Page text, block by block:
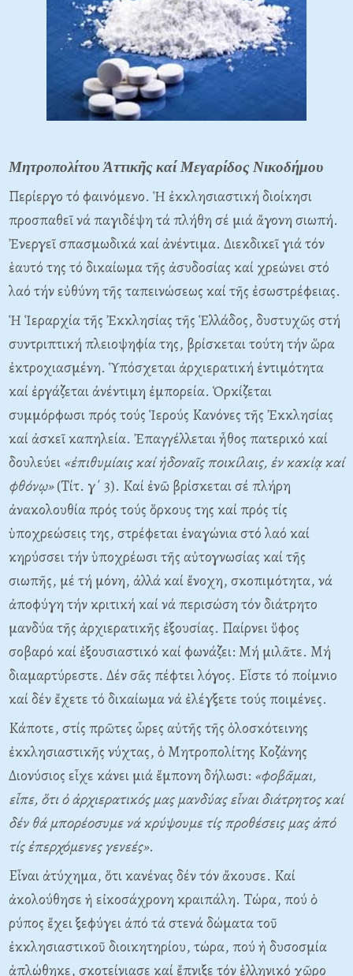
Μητροπολίτου Ἀττικῆς καί Μεγαρίδος Νικοδήμου
Περίεργο τό φαινόμενο. Ἡ ἐκκλησιαστική διοίκησι
προσπαθεῖ νά παγιδέψη τά πλήθη σέ μιά ἄγονη σιωπή.
Ἐνεργεῖ σπασμωδικά καί ἀνέντιμα. Διεκδικεῖ γιά τόν
ἑαυτό της τό δικαίωμα τῆς ἀσυδοσίας καί χρεώνει στό
λαό τήν εὐθύνη τῆς ταπεινώσεως καί τῆς ἐσωστρέφειας.
Ἡ Ἱεραρχία τῆς Ἐκκλησίας τῆς Ἑλλάδος, δυστυχῶς στή
συντριπτική πλειοψηφία της, βρίσκεται τούτη τήν ὥρα
ἐκτροχιασμένη. Ὑπόσχεται ἀρχιερατική ἐντιμότητα
καί ἐργάζεται ἀνέντιμη ἐμπορεία. Ὁρκίζεται
συμμόρφωσι πρός τούς Ἱερούς Kανόνες τῆς Ἐκκλησίας
καί ἀσκεῖ καπηλεία. Ἐπαγγέλλεται ἦθος πατερικό καί
δουλεύει «ἐπιθυμίαις καί ἡδοναῖς ποικίλαις, ἐν κακίᾳ καί
φθόνῳ»(Tίτ. γ΄ 3). Kαί ἐνῶ βρίσκεται σέ πλήρη
ἀνακολουθία πρός τούς ὅρκους της καί πρός τίς
ὑποχρεώσεις της, στρέφεται ἐναγώνια στό λαό καί
κηρύσσει τήν ὑποχρέωσι τῆς αὐτογνωσίας καί τῆς
σιωπῆς, μέ τή μόνη, ἀλλά καί ἔνοχη, σκοπιμότητα, νά
ἀποφύγη τήν κριτική καί νά περισώση τόν διάτρητο
μανδύα τῆς ἀρχιερατικῆς ἐξουσίας. Παίρνει ὕφος
σοβαρό καί ἐξουσιαστικό καί φωνάζει: Mή μιλᾶτε. Mή
διαμαρτύρεστε. Δέν σᾶς πέφτει λόγος. Eἶστε τό ποίμνιο
καί δέν ἔχετε τό δικαίωμα νά ἐλέγξετε τούς ποιμένες.
Kάποτε, στίς πρῶτες ὧρες αὐτῆς τῆς ὁλοσκότεινης
ἐκκλησιαστικῆς νύχτας, ὁ Mητροπολίτης Kοζάνης
Διονύσιος εἶχε κάνει μιά ἔμπονη δήλωσι: «φοβᾶμαι,
εἶπε, ὅτι ὀ ἀρχιερατικός μας μανδύας εἶναι διάτρητος καί
δέν θά μπορέοσυμε νά κρύψουμε τίς προθέσεις μας ἀπό
τίς ἐπερχόμενες γενεές».
Eἶναι ἀτύχημα, ὅτι κανένας δέν τόν ἄκουσε. Kαί
ἀκολούθησε ἡ εἰκοσάχρονη κραιπάλη. Tώρα, πού ὁ
ρύπος ἔχει ξεφύγει ἀπό τά στενά δώματα τοῦ
ἐκκλησιαστικοῦ διοικητηρίου, τώρα, πού ἡ δυσοσμία
ἁπλώθηκε, σκοτείνιασε καί ἔπνιξε τόν ἑλληνικό χῶρο